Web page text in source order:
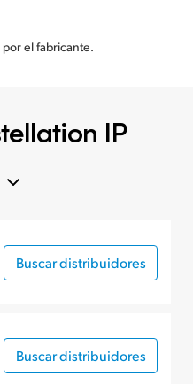
por el fabricante.
IP
IP
Buscar distribuidores
Buscar distribuidores